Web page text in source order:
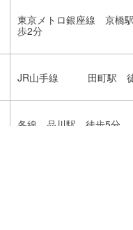
東京メトロ銀座線 京
歩2分
JR山手線 田町駅 徒
各線 品川駅 徒歩5分